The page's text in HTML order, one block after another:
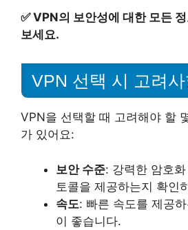
✅VPN의 보안성에 대한 모든
보세요.
VPN 선택 시 고려
VPN을 선택할 때 고려해야 할
가 있어요:
보안 수준: 강력한 암호
토콜을 제공하는지 확인
속도: 빠른 속도를 제공
이 좋습니다.